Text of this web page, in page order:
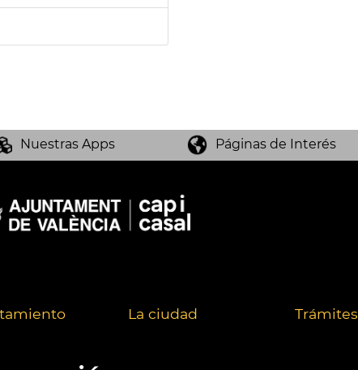
Nuestras Apps Páginas de Interés
La ciudad Trámites